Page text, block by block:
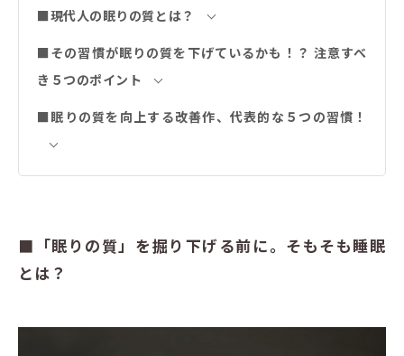
■現代人の眠りの質とは？
■その習慣が眠りの質を下げているかも！？ 注意すべ
き５つのポイント
■眠りの質を向上する改善作、代表的な５つの習慣！
■「眠りの質」を掘り下げる前に。そもそも睡眠
とは？